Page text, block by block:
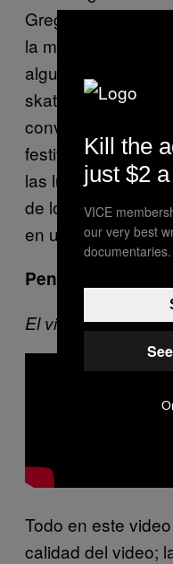
Greg Graffin,
la muchedumbre
algunas
skaters, y luego de
convulsiones y un
festival antes
las luces
de los 90: la
en un solo vídeo.
Pennywise –
El video mamerto
Todo en este
calidad del video;
Kill the
just $2
VICE
our very best
documentaries.